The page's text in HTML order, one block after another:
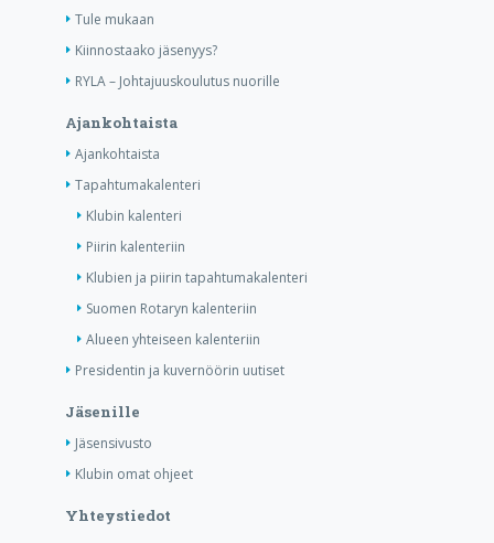
Tule mukaan
Kiinnostaako jäsenyys?
RYLA – Johtajuuskoulutus nuorille
Ajankohtaista
Ajankohtaista
Tapahtumakalenteri
Klubin kalenteri
Piirin kalenteriin
Klubien ja piirin tapahtumakalenteri
Suomen Rotaryn kalenteriin
Alueen yhteiseen kalenteriin
Presidentin ja kuvernöörin uutiset
Jäsenille
Jäsensivusto
Klubin omat ohjeet
Yhteystiedot